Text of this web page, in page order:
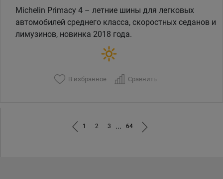
Michelin Primacy 4 – летние шины для легковых
автомобилей среднего класса, скоростных седанов и
лимузинов, новинка 2018 года.
В избранное Сравнить
1 2 3 ... 64